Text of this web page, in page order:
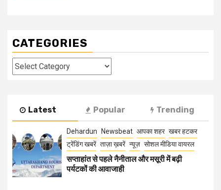
CATEGORIES
Categories
Latest Popular Trending
Dehardun Newsbeat आपका शहर खबर हटकर
ट्रेंडिंग खबरें ताज़ा ख़बरें न्यूज़ सोशल मीडिया वायरल
सप्ताहांत से पहले नैनीताल और मसूरी में बढ़ी
पर्यटकों की आवाजाही